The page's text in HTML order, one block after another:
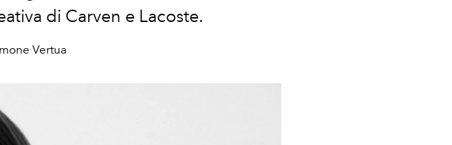
di Carven e Lacoste.
Vertua